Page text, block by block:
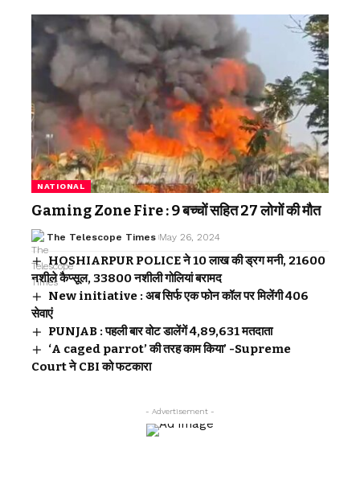
NATIONAL
Gaming Zone Fire : 9 बच्चों सहित 27 लोगों की मौत
The Telescope Times May 26, 2024
HOSHIARPUR POLICE ने 10 लाख की ड्रग मनी, 21600
नशीले कैप्सूल, 33800 नशीली गोलियां बरामद
New initiative : अब सिर्फ एक फोन कॉल पर मिलेंगी 406
सेवाएं
PUNJAB : पहली बार वोट डालेंगें 4,89,631 मतदाता
‘A caged parrot’ की तरह काम किया’ -Supreme
Court ने CBI को फटकारा
- Advertisement -